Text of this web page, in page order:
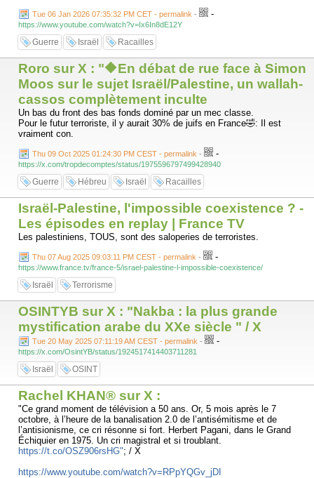
Tue 06 Jan 2026 07:35:32 PM CET - permalink - -
https://www.youtube.com/watch?v=Ix6In8dE12Y
Guerre Israël Racailles
Roro sur X : "🔶En débat de rue face à Simon
Moos sur le sujet Israël/Palestine, un wallah-
cassos complètement inculte
Un bas du front des bas fonds dominé par un mec classe.
Pour le futur terroriste, il y aurait 30% de juifs en France🤣: Il est
vraiment con.
Thu 09 Oct 2025 01:24:30 PM CEST - permalink - -
https://x.com/tropdecomptes/status/1975596797499428940
Guerre Hébreu Israël Racailles
Israël-Palestine, l'impossible coexistence ? -
Les épisodes en replay | France TV
Les palestiniens, TOUS, sont des saloperies de terroristes.
Thu 07 Aug 2025 09:03:11 PM CEST - permalink - -
https://www.france.tv/france-5/israel-palestine-l-impossible-coexistence/
Israël Terrorisme
OSINTYB sur X : "Nakba : la plus grande
mystification arabe du XXe siècle " / X
Tue 20 May 2025 07:11:19 AM CEST - permalink - -
https://x.com/OsintYB/status/1924517414403711281
Israël OSINT
Rachel KHAN®️ sur X :
"Ce grand moment de télévision a 50 ans. Or, 5 mois après le 7
octobre, à l’heure de la banalisation 2.0 de l’antisémitisme et de
l’antisionisme, ce cri résonne si fort. Herbert Pagani, dans le Grand
Échiquier en 1975. Un cri magistral et si troublant.
https://t.co/OSZ906rsHG"; / X
https://www.youtube.com/watch?v=RPpYQGv_jDI